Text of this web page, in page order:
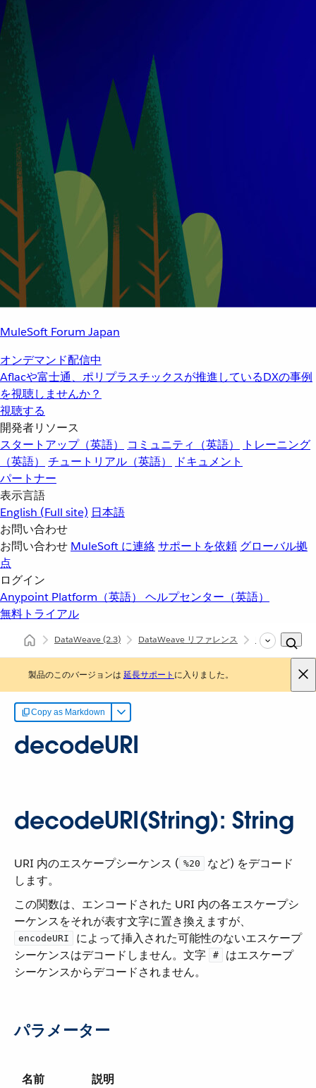
MuleSoft Forum Japan
オンデマンド配信中
Aflacや富士通、ポリプラスチックスが推進しているDXの事例
を視聴しませんか？
視聴する
開発者リソース
スタートアップ（英語）
コミュニティ（英語）
トレーニング
（英語）
チュートリアル（英語）
ドキュメント
パートナー
表示言語
English (Full site) 日本語
お問い合わせ
お問い合わせ MuleSoft に連絡サポートを依頼 グローバル拠
点
ログイン
Anypoint Platform（英語） ヘルプセンター（英語）
無料トライアル
DataWeave(2.3) DataWeave リファレンス URL
製品のこのバージョンは 延長サポート に入りました。
Copy as Markdown
decodeURI
decodeURI(String): String
URI 内のエスケープシーケンス (​ %20
​ など) をデコード
します。
この関数は、エンコードされた URI 内の各エスケープシ
ーケンスをそれが表す文字に置き換えますが、​
encodeURI
​ によって挿入された可能性のないエスケープ
シーケンスはデコードしません。文字 ​
#
​ はエスケープ
シーケンスからデコードされません。
パラメーター
名前 説明